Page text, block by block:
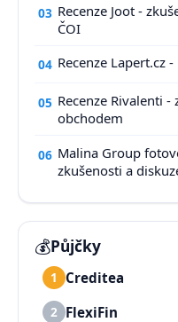
03 Recenze Joot -
ČOI
04 Recenze Lapert.cz
05 Recenze Rivalenti
obchodem
06 Malina Group
zkušenosti a
💰Půjčky
1 Creditea
2 FlexiFin